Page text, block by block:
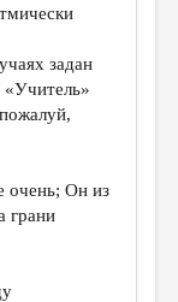
задан
очень; Он из
грани